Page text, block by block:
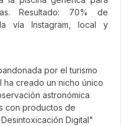
Resultado: 70% de
vía Instagram, local y
por el turismo
ha creado un nicho único
astronómica
con productos de
Digital"